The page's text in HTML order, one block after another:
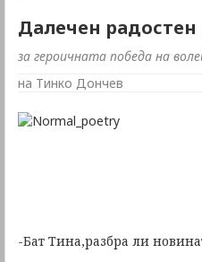
Далечен
за героичната победа на
на Тинко Дончев
-Бат Тина,разбра ли